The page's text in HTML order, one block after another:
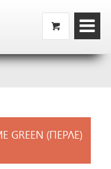
GREEN (ΠΕΡΛΕ)